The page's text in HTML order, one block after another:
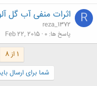
R اثرات منفی آب گل
reza_1372
پاسخ ها 0
Feb 22, 2015
1 از 8
شما برای ارسال